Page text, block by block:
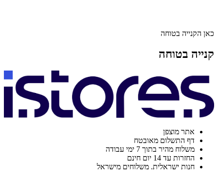
כאן הקנייה בטוחה
קנייה בטוחה
אתר מוצפן
דף התשלום מאובטח
משלוח מהיר בתוך 7 ימי עבודה
החזרות עד 14 יום חינם
חנות ישראלית. משלוחים מישראל